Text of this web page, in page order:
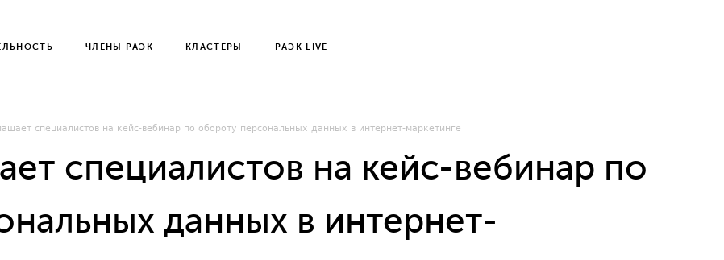
ЧЛЕНЫ РАЭК КЛАСТЕРЫ РАЭК LIVE
специалистов на кейс-вебинар по обороту персональных данных в интернет-маркетинге
специалистов на кейс-вебинар по
данных в интернет-